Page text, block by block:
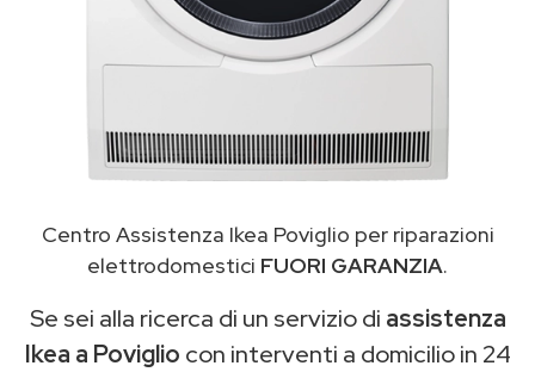
Centro Assistenza Ikea Poviglio per riparazioni
elettrodomestici FUORI GARANZIA.
Se sei alla ricerca di un servizio di assistenza
Ikea a Poviglio con interventi a domicilio in 24